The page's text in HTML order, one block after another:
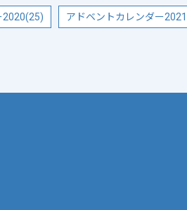
2020(25) アドベントカレンダー